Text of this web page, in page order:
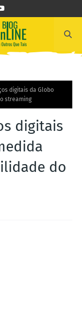
digitais da Globo
streaming
digitais
do